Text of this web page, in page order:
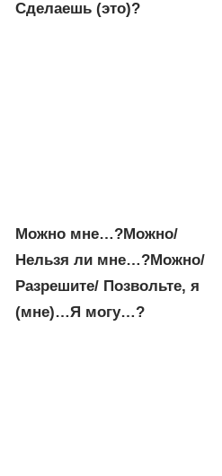
Сделаешь (это)?
Можно мне…?Можно/
Нельзя ли мне…?Можно/
Разрешите/ Позвольте, я
(мне)…Я могу…?